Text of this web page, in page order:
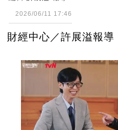
2026/06/11 17:46
財經中心／許展溢報導